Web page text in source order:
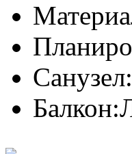
Санузел:
Балкон: